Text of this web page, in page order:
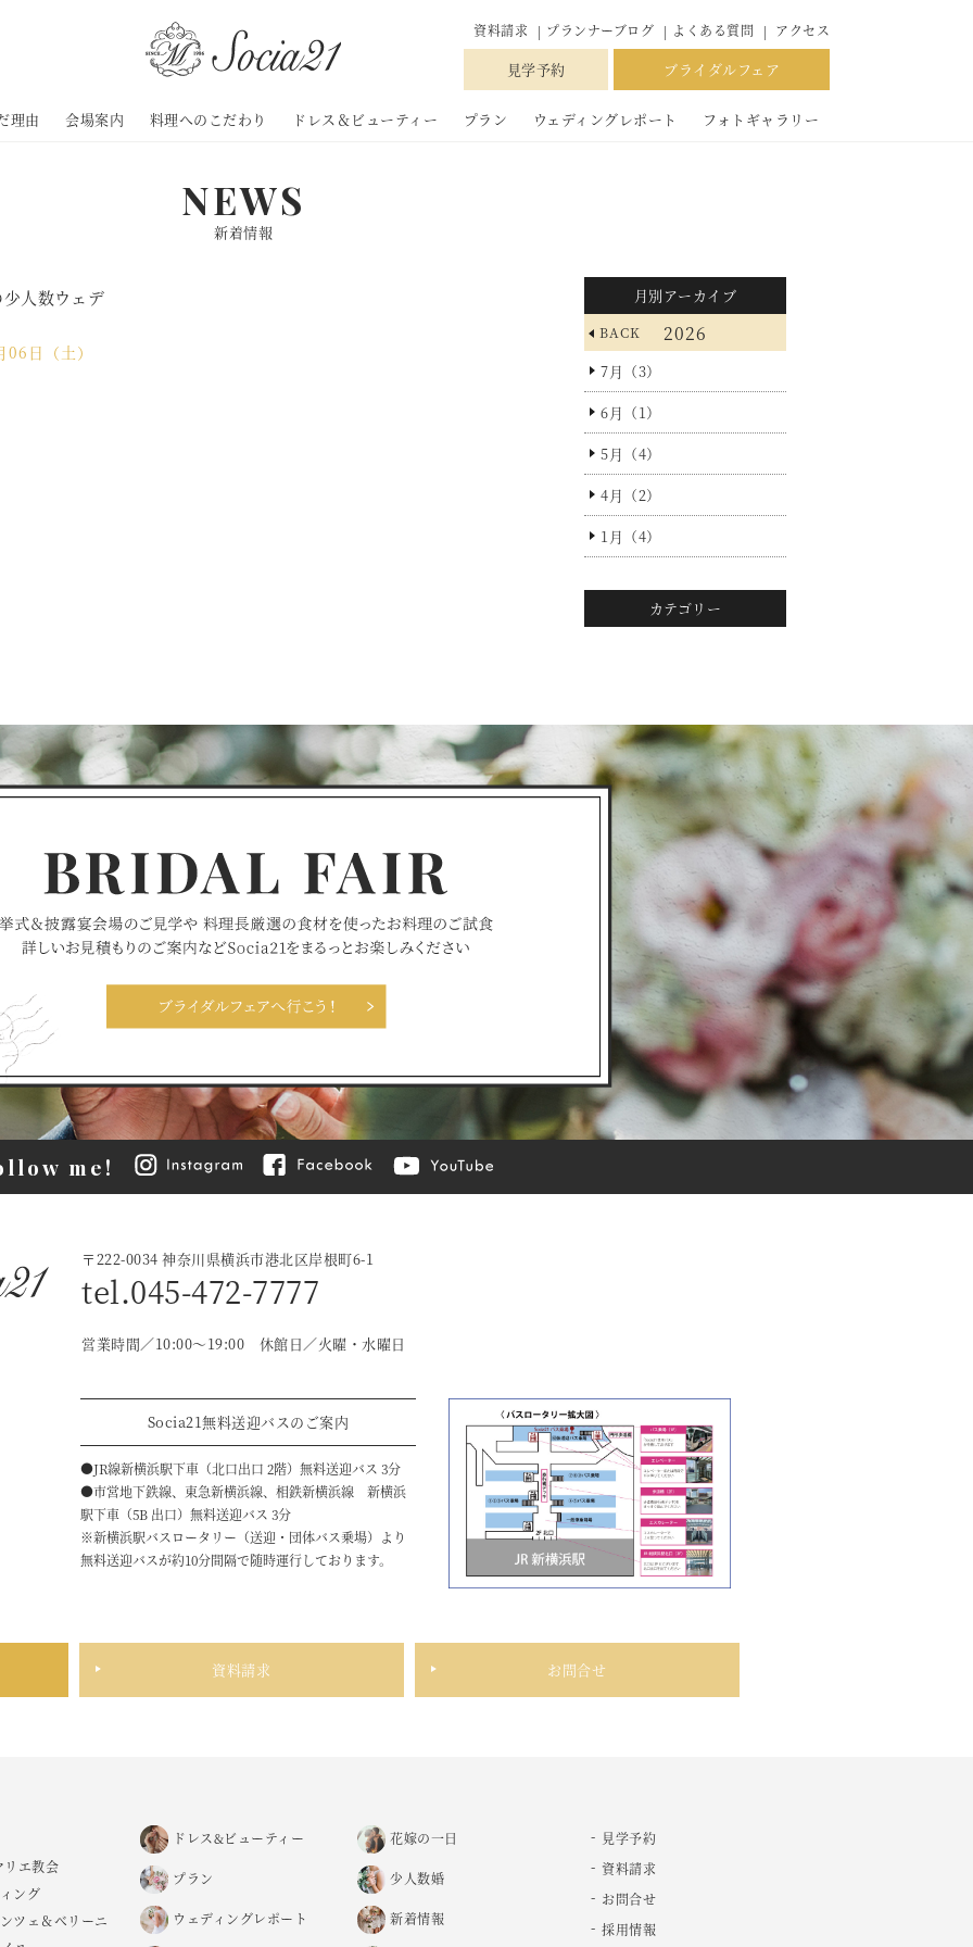
神奈川県 横浜市の結婚式場ならソシア21 アクセス
よくある質問
プランナーブログ
資料請求
ブライダルフェア
見学予約
理由 会場案内 料理へのこだわり ドレス＆ビューティー プラン ウェディングレポート フォトギャラリー
NEWS
新着情報
人数ウェデ
日（土）
月別アーカイブ
BACK 2026
7月（3）
6月（1）
5月（4）
4月（2）
1月（4）
カテゴリー
me!
〒222-0034 神奈川県横浜市港北区岸根町6-1
tel.045-472-7777
営業時間／10:00〜19:00 休館日／火曜・水曜日
Socia21無料送迎バスのご案内
●JR線新横浜駅下車（北口出口 2階）無料送迎バス 3分
●市営地下鉄線、東急新横浜線、相鉄新横浜線 新横浜
駅下車（5B 出口）無料送迎バス 3分
※新横浜駅バスロータリー（送迎・団体バス乗場）より
無料送迎バスが約10分間隔で随時運行しております。
資料請求 お問合せ
リエ教会
ング
ツェ＆ベリーニ
ドレス&ビューティー
プラン
ウェディングレポート
花嫁の一日
少人数婚
新着情報
見学予約
資料請求
お問合せ
採用情報